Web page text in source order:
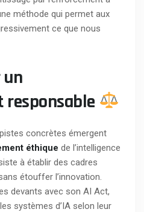
méthode qui permet aux
ce que nous
un
responsable
concrètes émergent
éthique de l’intelligence
à établir des cadres
étouffer l’innovation.
devants avec son AI Act,
systèmes d’IA selon leur